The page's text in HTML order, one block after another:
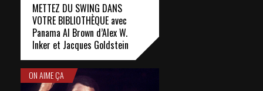
METTEZ DU SWING DANS
VOTRE BIBLIOTHÈQUE avec
Panama Al Brown d’Alex W.
Inker et Jacques Goldstein
ON AIME ÇA